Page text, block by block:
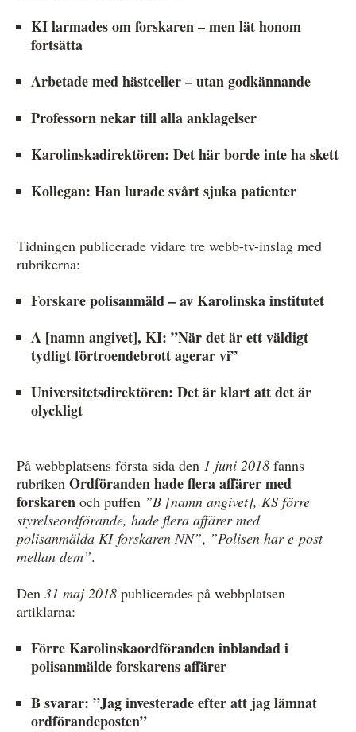
KI larmades om forskaren – men lät honom
fortsätta
Arbetade med hästceller – utan godkännande
Professorn nekar till alla anklagelser
Karolinskadirektören: Det här borde inte ha skett
Kollegan: Han lurade svårt sjuka patienter
Tidningen publicerade vidare tre webb-tv-inslag med
rubrikerna:
Forskare polisanmäld – av Karolinska institutet
A [namn angivet], KI: ”När det är ett väldigt
tydligt förtroendebrott agerar vi”
Universitetsdirektören: Det är klart att det är
olyckligt
På webbplatsens första sida den 1 juni 2018 fanns
rubriken Ordföranden hade flera affärer med
forskaren och puffen ”B [namn angivet], KS förre
styrelseordförande, hade flera affärer med
polisanmälda KI-forskaren NN”, ”Polisen har e-post
mellan dem”.
Den 31 maj 2018 publicerades på webbplatsen
artiklarna:
Förre Karolinskaordföranden inblandad i
polisanmälde forskarens affärer
B svarar: ”Jag investerade efter att jag lämnat
ordförandeposten”